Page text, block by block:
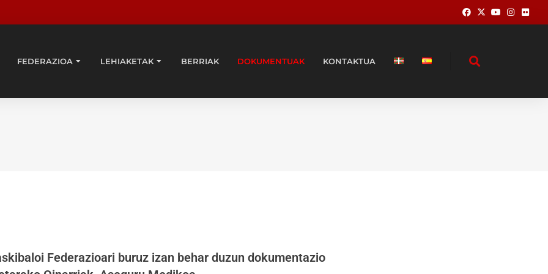
FEDERAZIOA LEHIAKETAK BERRIAK DOKUMENTUAK KONTAKTUA
Federazioari buruz izan behar duzun dokumentazio